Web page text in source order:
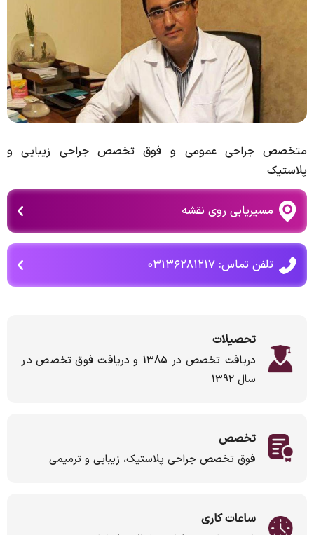
متخصص جراحی عمومی و فوق تخصص جراحی زیبایی و
پلاستیک
مسیریابی روی نقشه
تلفن تماس: ۰۳۱۳۶۲۸۱۲۱۷
تحصیلات
دریافت تخصص در 1385 و دریافت فوق تخصص در
سال 1392
تخصص
فوق تخصص جراحی پلاستیک، زیبایی و ترمیمی
ساعات کاری